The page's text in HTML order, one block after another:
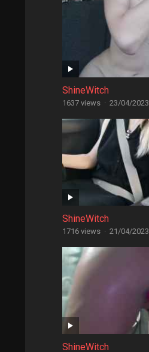
ShineWitch
1637 views · 23/04/2023
ShineWitch
1716 views · 21/04/2023
ShineWitch